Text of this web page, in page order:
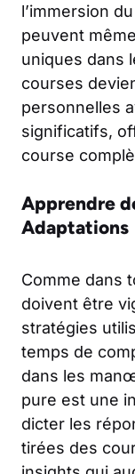
l’immersion
peuvent
uniques dans
courses
personnelles
significatifs,
course
Apprendre
Adaptations
Comme dans
doivent être
stratégies
temps de
dans les
pure est une
dicter les
tirées des